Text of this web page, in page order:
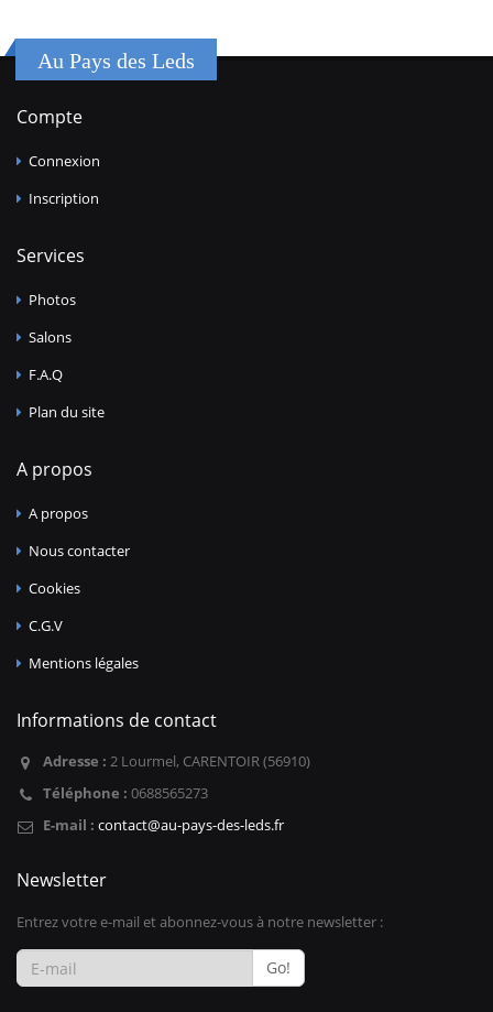
Au Pays des Leds
Compte
Connexion
Inscription
Services
Photos
Salons
F.A.Q
Plan du site
A propos
A propos
Nous contacter
Cookies
C.G.V
Mentions légales
Informations de contact
Adresse : 2 Lourmel, CARENTOIR (56910)
Téléphone : 0688565273
E-mail : contact@au-pays-des-leds.fr
Newsletter
Entrez votre e-mail et abonnez-vous à notre newsletter :
Go!